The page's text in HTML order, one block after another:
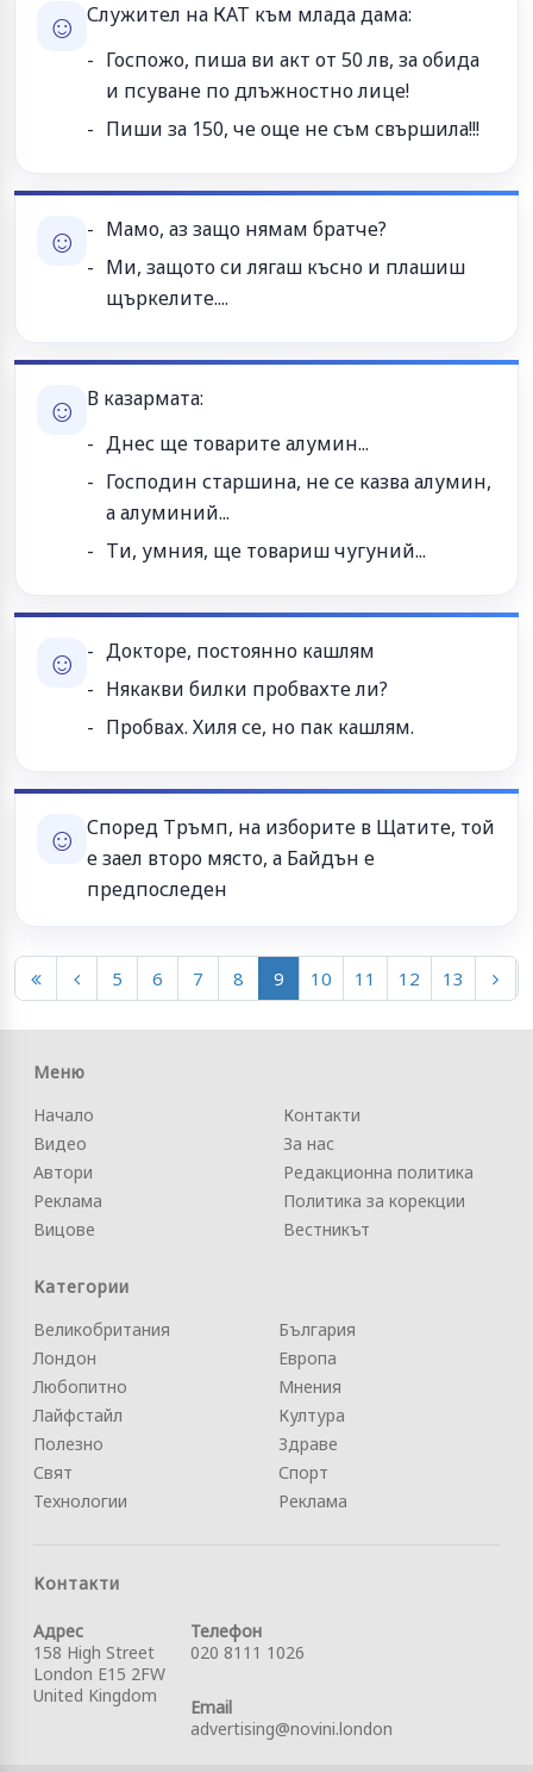
☺ Служител на КАТ към млада дама:
Госпожо, пиша ви акт от 50 лв, за обида
и псуване по длъжностно лице!
Пиши за 150, че още не съм свършила!!!
☺
Мамо, аз защо нямам братче?
Ми, защото си лягаш късно и плашиш
щъркелите....
☺
В казармата:
Днес ще товарите алумин...
Господин старшина, не се казва алумин,
а алуминий...
Ти, умния, ще товариш чугуний...
☺
Докторе, постоянно кашлям
Някакви билки пробвахте ли?
Пробвах. Хиля се, но пак кашлям.
☺ Според Тръмп, на изборите в Щатите, той
е заел второ място, а Байдън е
предпоследен
5 6 7 8 9 10 11 12 13
Меню
Начало
Видео
Автори
Реклама
Вицове
Контакти
За нас
Редакционна политика
Политика за корекции
Вестникът
Категории
Великобритания
Лондон
Любопитно
Лайфстайл
Полезно
Свят
Технологии
България
Европа
Мнения
Култура
Здраве
Спорт
Реклама
Контакти
Адрес
158 High Street
London E15 2FW
United Kingdom
Телефон
020 8111 1026
Email
advertising@novini.london